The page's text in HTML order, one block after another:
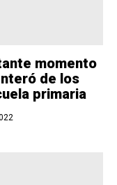
momento
de los
primaria